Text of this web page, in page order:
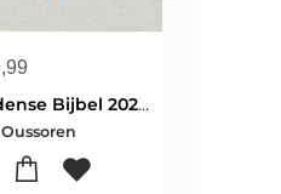
Naardense Bijbel 2024 met DC, Ivoorwit met goudsnee